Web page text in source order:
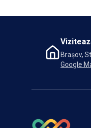
Brașov,
Google